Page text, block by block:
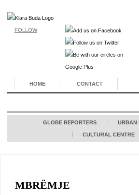
FOLLOW
HOME CONTACT
GLOBE REPORTERS URBAN
CULTURAL CENTRE
MBRËMJE